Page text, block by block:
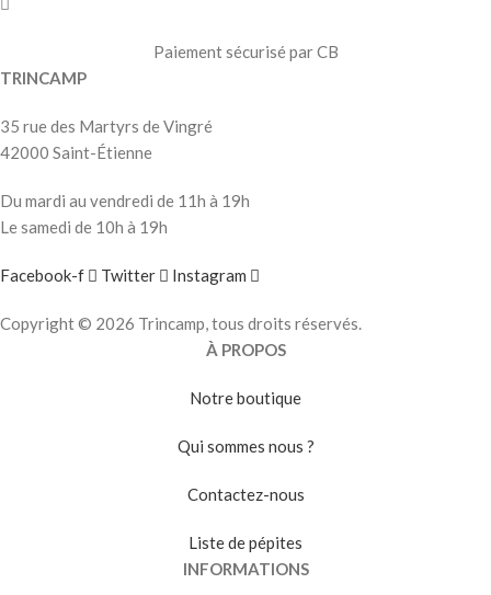
Paiement sécurisé par CB
TRINCAMP
35 rue des Martyrs de Vingré
42000 Saint-Étienne
Du mardi au vendredi de 11h à 19h
Le samedi de 10h à 19h
Facebook-f Twitter Instagram
Copyright © 2026 Trincamp, tous droits réservés.
À PROPOS
Notre boutique
Qui sommes nous ?
Contactez-nous
Liste de pépites
INFORMATIONS